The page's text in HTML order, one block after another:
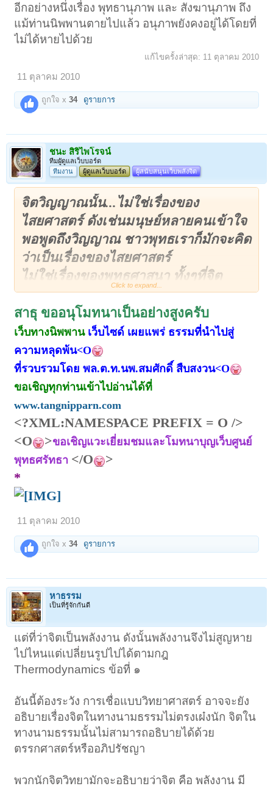
อีกอย่างหนึ่งเรื่อง พุทธานุภาพ และ สังฆานุภาพ ถึง
แม้ท่านนิพพานตายไปแล้ว อนุภาพยังคงอยู่ได้โดยที่
ไม่ได้หายไปด้วย
แก้ไขครั้งล่าสุด: 11 ตุลาคม 2010
11 ตุลาคม 2010
ถูกใจ x34 ดูรายการ
ชนะ สิริไพโรจน์
ทีมผูัดูแลเว็บบอร์ด
ทีมงาน
ผู้ดูแลเว็บบอร์ด ผู้สนับสนุนเว็บพลังจิต
จิตวิญญาณนั้น...ไม่ใช่เรื่องของ
ไสยศาสตร์ ดังเช่นมนุษย์หลายคนเข้าใจ
พอพูดถึงวิญญาณ ชาวพุทธเราก็มักจะคิด
ว่าเป็นเรื่องของไสยศาสตร์
ไม่ใช่เรื่องของพุทธศาสนา ทั้งๆที่จิต
วิญญาณเป็นของชาวพุทธโดยตรง
ซึ่งจิตวิญญาณเป็นพลังงาน ซึ่งประกอบ
เป็นส่วนหนึ่งในตัวมนุษย์
จิตวิญญาณซึ่งเป็นพลังงานนี้มีหน้าที่เก็บ
ข้อมูลของมนุษย์
จิตวิญญาณไม่สูญหายไปไหน เพราะเป็น
พลังงานมีหน้าที่สะสมข้อมูล
ของมนุษย์ที่เวียนว่ายตายเกิดมานับชาติ
ไม่ถ้วน
และบันทึกการกระทำของมนุษย์ในชาติ
เพราะฉะนั้น สิ่งที่เกิดขึ้นกับมนุษย์ทุก
คนในปัจจุบัน
ก็เป็นผลมาจากการบันทึกของจิต
วิญญาณนั่นเอง
แต่ละคนในชาตินี้<O
</O
จิตวิญญาณของมนุษย์
สิ่งอมตะ อยู่ชั่วนิรันดร์<O </O
<!--
google_ad_section_end -->
Click to expand...
สาธุ ขออนุโมทนาเป็นอย่างสูงครับ
เว็บทางนิพพาน เว็บไซด์ เผยแพร่ ธรรมที่นำไปสู่
ความหลุดพ้น<O
ที่รวบรวมโดย พล.ต.ท.นพ.สมศักดิ์ สืบสงวน<O
ขอเชิญทุกท่านเข้าไปอ่านได้ที่
www.tangnipparn.com
<?XML:NAMESPACE PREFIX = O />
<O
>ขอเชิญแวะเยี่ยมชมและโมทนาบุญเว็บศูนย์
พุทธศรัทธา </O
>
*
11 ตุลาคม 2010
ถูกใจ x34 ดูรายการ
หาธรรม
เป็นที่รู้จักกันดี
แต่ที่ว่าจิตเป็นพลังงาน ดังนั้นพลังงานจึงไม่สูญหาย
ไปไหนแต่เปลี่ยนรูปไปได้ตามกฎ
Thermodynamics ข้อที่ ๑
อันนี้ต้องระวัง การเชื่อแบบวิทยาศาสตร์ อาจจะยัง
อธิบายเรื่องจิตในทางนามธรรมไม่ตรงเผ๋งนัก จิตใน
ทางนามธรรมนั้นไม่สามารถอธิบายได้ด้วย
ตรรกศาสตร์หรืออภิปรัชญา
พวกนักจิตวิทยามักจะอธิบายว่าจิต คือ พลังงาน มี